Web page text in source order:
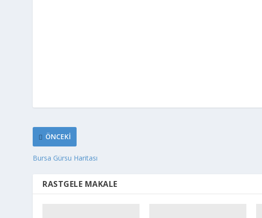
ÖNCEKI
Bursa Gürsu Haritası
RASTGELE MAKALE